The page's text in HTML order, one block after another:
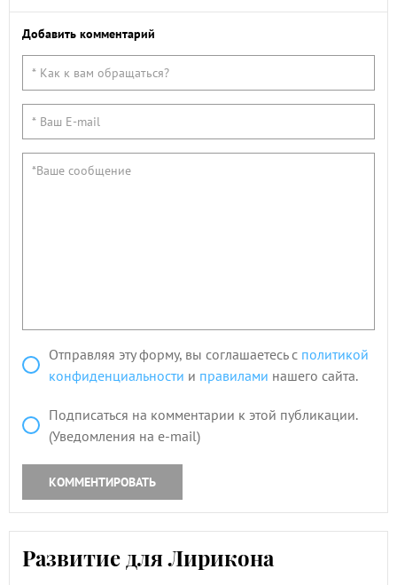
Добавить комментарий
Отправляя эту форму, вы соглашаетесь с политикой
конфиденциальности и правилами нашего сайта.
Подписаться на комментарии к этой публикации.
(Уведомления на e-mail)
КОММЕНТИРОВАТЬ
Развитие для Лирикона